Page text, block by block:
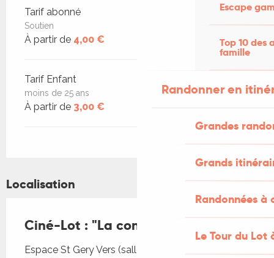
Escape
Top 10 des
famille
Randonner en
Grandes
Grands
Randonnées
Le Tour du Lot
Tarif abonné
Soutien
À partir de 4,00 €
Tarif Enfant
moins de 25 ans
À partir de 3,00 €
Localisation
Ciné-Lot : "La condition"
Espace St Gery Vers (salle des fêtes), 46090 Saint